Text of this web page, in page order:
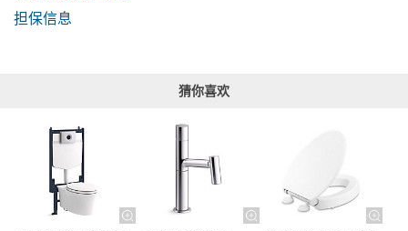
担保信息
猜你喜欢